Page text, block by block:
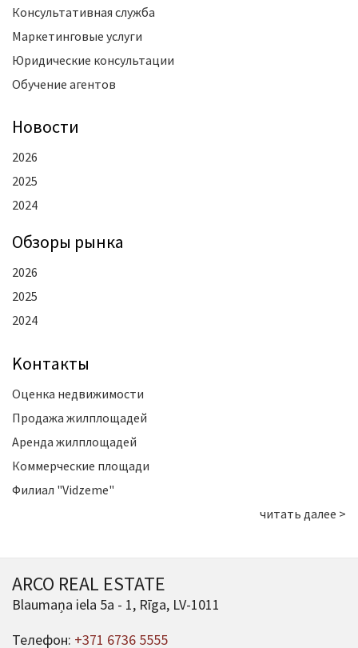
Консультативная служба
Маркетинговые услуги
Юридические консультации
Обучение агентов
Новости
2026
2025
2024
Oбзоры рынка
2026
2025
2024
Kонтакты
Оценка недвижимости
Продажа жилплощадей
Аренда жилплощадей
Коммерческие площади
Филиал "Vidzeme"
читать далее >
ARCO REAL ESTATE
Blaumaņa iela 5a - 1, Rīga, LV-1011
Телефон: +371 6736 5555